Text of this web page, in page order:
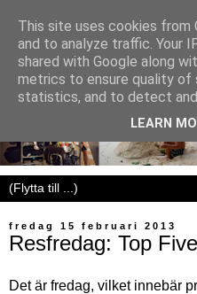
fredag 15 februari 2013
Resfredag: Top Five
Det är fredag, vilket innebär
This site uses cookies
and to analyze traffic. Your
shared with Google along
metrics to ensure quality of
statistics, and to detect and
LEARN